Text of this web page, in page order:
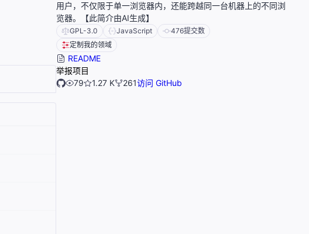
用户，不仅限于单一浏览器内，还能跨越同一台机器上的不同浏
览器。【此简介由AI生成】
GPL-3.0 JavaScript 476提交数
定制我的领域
README
举报项目
79
1.27 K 261访问 GitHub